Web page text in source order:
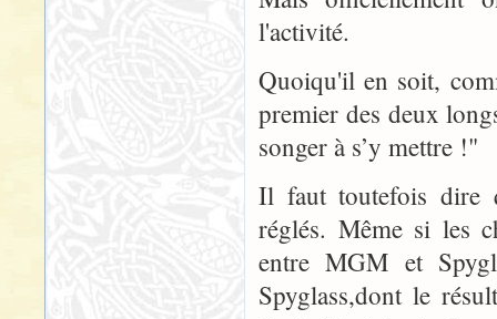
l'activité.
Quoiqu'il en soit,
premier des deux
songer à s’y mettre !"
Il faut toutefois dire
réglés. Même si les
entre MGM et
Spyglass,dont le